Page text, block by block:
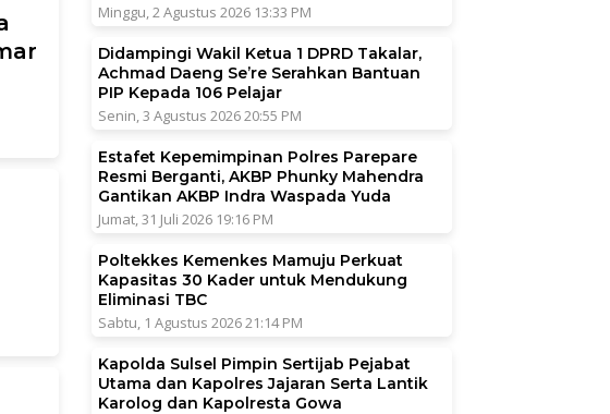
Minggu, 2 Agustus 2026 13:33 PM
Didampingi Wakil Ketua 1 DPRD Takalar,
Achmad Daeng Se’re Serahkan Bantuan
PIP Kepada 106 Pelajar
Senin, 3 Agustus 2026 20:55 PM
Estafet Kepemimpinan Polres Parepare
Resmi Berganti, AKBP Phunky Mahendra
Gantikan AKBP Indra Waspada Yuda
Jumat, 31 Juli 2026 19:16 PM
Poltekkes Kemenkes Mamuju Perkuat
Kapasitas 30 Kader untuk Mendukung
Eliminasi TBC
Sabtu, 1 Agustus 2026 21:14 PM
Kapolda Sulsel Pimpin Sertijab Pejabat
Utama dan Kapolres Jajaran Serta Lantik
Karolog dan Kapolresta Gowa